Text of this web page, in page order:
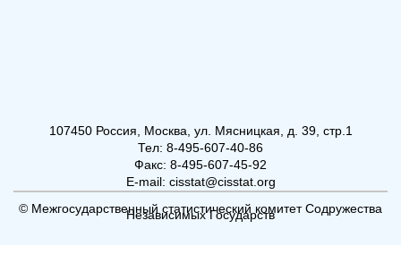
107450 Россия, Москва, ул. Мясницкая, д. 39, стр.1
Тел: 8-495-607-40-86
Факс: 8-495-607-45-92
E-mail: cisstat@cisstat.org
© Межгосударственный статистический комитет Содружества
Независимых Государств